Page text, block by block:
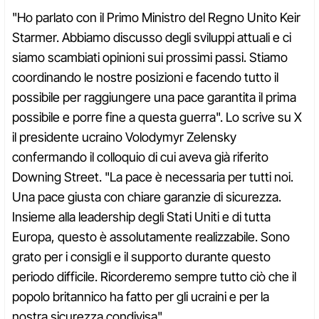
"Ho parlato con il Primo Ministro del Regno Unito Keir
Starmer. Abbiamo discusso degli sviluppi attuali e ci
siamo scambiati opinioni sui prossimi passi. Stiamo
coordinando le nostre posizioni e facendo tutto il
possibile per raggiungere una pace garantita il prima
possibile e porre fine a questa guerra". Lo scrive su X
il presidente ucraino Volodymyr Zelensky
confermando il colloquio di cui aveva già riferito
Downing Street. "La pace è necessaria per tutti noi.
Una pace giusta con chiare garanzie di sicurezza.
Insieme alla leadership degli Stati Uniti e di tutta
Europa, questo è assolutamente realizzabile. Sono
grato per i consigli e il supporto durante questo
periodo difficile. Ricorderemo sempre tutto ciò che il
popolo britannico ha fatto per gli ucraini e per la